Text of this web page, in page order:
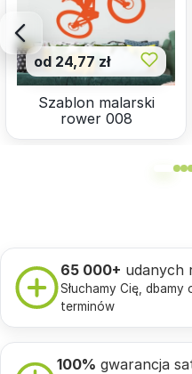
od 24,77 zł
Szablon malarski
rower 008
65 000+ udanych
Słuchamy Cię,
terminów
100% gwarancja